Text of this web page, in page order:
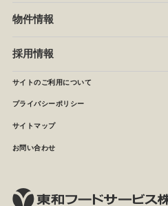
NEWS
イタリアンダイニングDONA
店舗検索
IRニュース
月次報告
決算短信
株主の皆様へ
よくあるご質問 (株主優待制度)
物件情報
採用情報
サイトのご利用について
プライバシーポリシー
サイトマップ
お問い合わせ